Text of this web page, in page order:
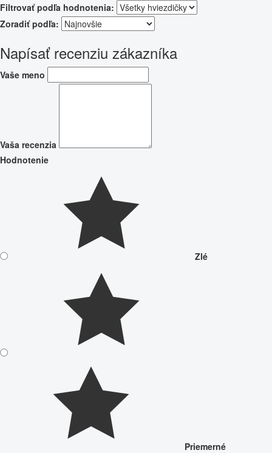
Filtrovať podľa hodnotenia:
Zoradiť podľa:
Napísať recenziu zákazníka
Vaše meno
Vaša recenzia
Hodnotenie
Zlé
Priemerné